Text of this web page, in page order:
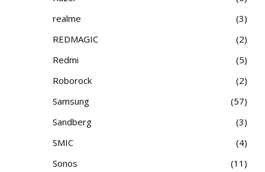
realme
3
REDMAGIC
2
Redmi
5
Roborock
2
Samsung
57
Sandberg
3
SMIC
4
Sonos
11